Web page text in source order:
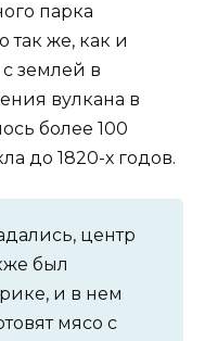
парка
так же, как и
землей в
вулкана в
более 100
до 1820-х годов.
центр
был
и в нем
мясо с